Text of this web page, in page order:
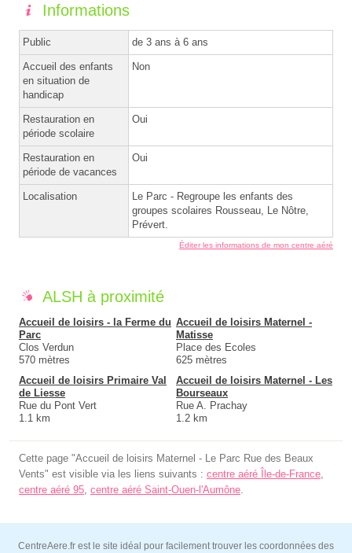
Informations
Public de 3 ans à 6 ans
Accueil des enfants
en situation de
handicap
Non
Restauration en
période scolaire
Oui
Restauration en
période de vacances
Oui
Localisation
Le Parc - Regroupe les enfants des
groupes scolaires Rousseau, Le Nôtre,
Prévert.
Éditer les informations de mon centre aéré
ALSH à proximité
Accueil de loisirs - la Ferme du
Parc
Clos Verdun
570 mètres
Accueil de loisirs Maternel -
Matisse
Place des Ecoles
625 mètres
Accueil de loisirs Primaire Val
de Liesse
Rue du Pont Vert
1.1 km
Accueil de loisirs Maternel - Les
Bourseaux
Rue A. Prachay
1.2 km
Cette page "Accueil de loisirs Maternel - Le Parc Rue des Beaux
Vents" est visible via les liens suivants : centre aéré Île-de-France
centre aéré 95 centre aéré Saint-Ouen-l'Aumône
CentreAere.fr est le site idéal pour facilement trouver les coordonnées des